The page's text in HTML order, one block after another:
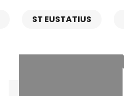
ST EUSTATIUS